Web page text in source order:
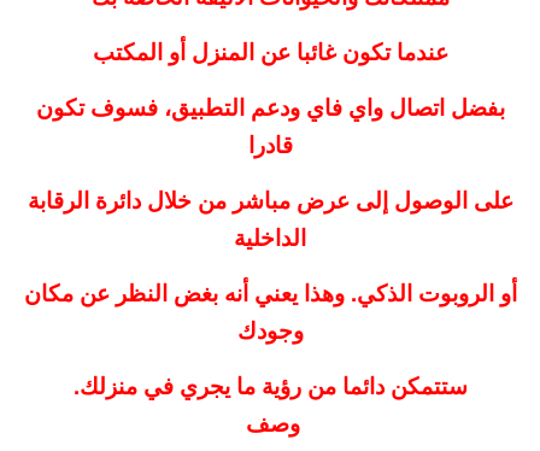
عندما تكون غائبا عن المنزل أو المكتب
بفضل اتصال واي فاي ودعم التطبيق، فسوف تكون
قادرا
على الوصول إلى عرض مباشر من خلال دائرة الرقابة
الداخلية
أو الروبوت الذكي. وهذا يعني أنه بغض النظر عن مكان
وجودك
ستتمكن دائما من رؤية ما يجري في منزلك.
وصف